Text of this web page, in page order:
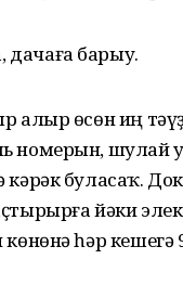
дачаға барыу.
алыр өсөн иң
номерын, шулай
кәрәк буласаҡ.
йәки
көнөнә һәр